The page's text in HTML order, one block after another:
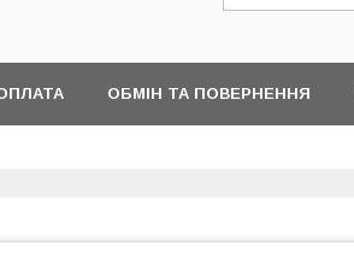
ОБМІН ТА ПОВЕРНЕННЯ